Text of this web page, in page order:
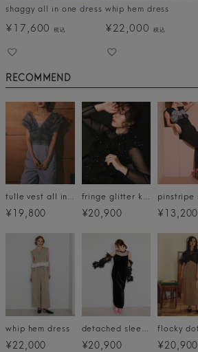
shaggy all in one dress
¥17,600 税込
whip hem dress
¥22,000 税込
RECOMMEND
tulle vest all in one dress
¥19,800
fringe glitter knot dress
¥20,900 ¥13,200
whip hem dress
¥22,000 ¥20,900 ¥20,900